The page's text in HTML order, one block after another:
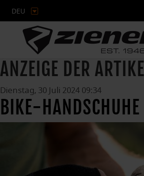
DEU
ANZEIGE DER
Dienstag, 30 Juli 2024 09:34
BIKE-